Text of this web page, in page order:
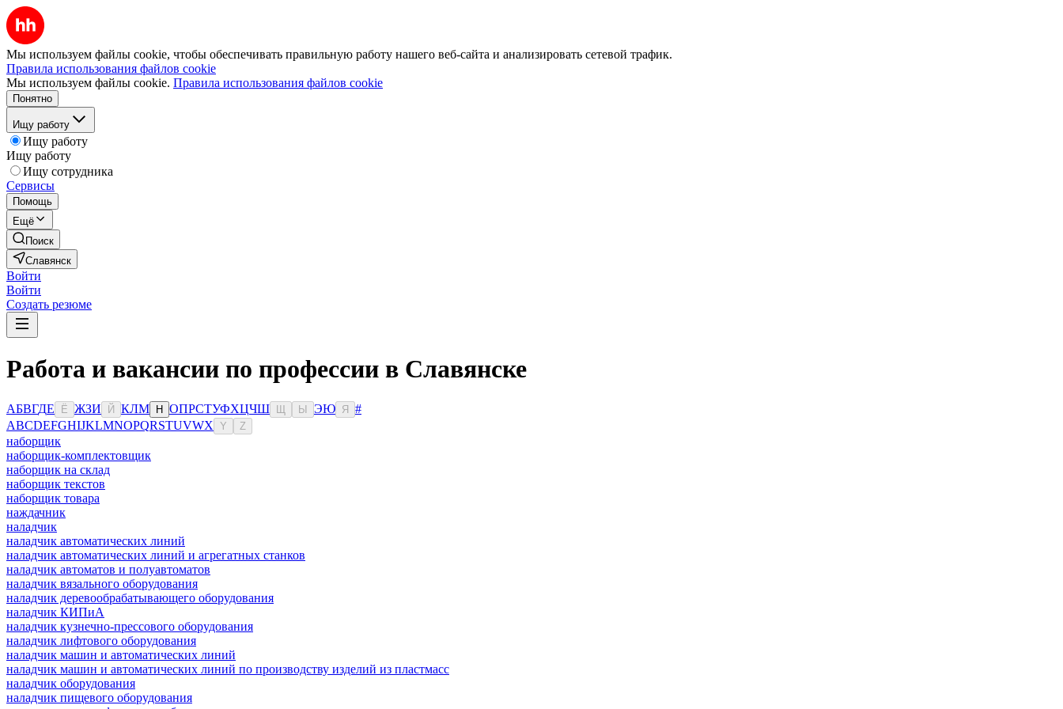
Мы используем файлы cookie, чтобы обеспечивать правильную работу нашего веб-сайта и анализировать сетевой трафик.
Правила использования файлов cookie
Мы используем файлы cookie. Правила использования файлов cookie
Понятно
Ищу работу
Ищу работу
Ищу работу
Ищу сотрудника
Сервисы
Помощь
Ещё
Поиск
Славянск
Войти
Войти
Создать резюме
Работа и вакансии по профессии в Славянске
АБВГДЕ Ё ЖЗИ Й КЛМ Н ОПРСТУФХЦЧШ Ы ЭЮ Я
#
ABCDEFGHIJKLMNOPQRSTUVWX Y Z
наборщик
наборщик-комплектовщик
наборщик на склад
наборщик текстов
наборщик товара
наждачник
наладчик
наладчик автоматических линий
наладчик автоматических линий и агрегатных станков
наладчик автоматов и полуавтоматов
наладчик вязального оборудования
наладчик деревообрабатывающего оборудования
наладчик КИПиА
наладчик кузнечно-прессового оборудования
наладчик лифтового оборудования
наладчик машин и автоматических линий
наладчик машин и автоматических линий по производству изделий из пластмасс
наладчик оборудования
наладчик пищевого оборудования